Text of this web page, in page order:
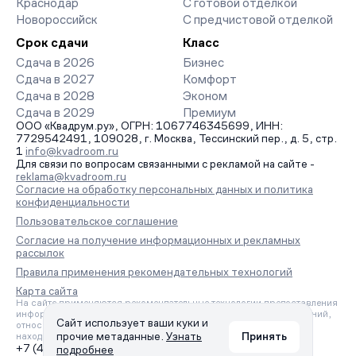
Краснодар
Новороссийск
С готовой отделкой
С предчистовой отделкой
Срок сдачи
Сдача в 2026
Сдача в 2027
Сдача в 2028
Сдача в 2029
Класс
Бизнес
Комфорт
Эконом
Премиум
ООО «Квадрум.ру», ОГРН: 1067746345699, ИНН:
7729542491, 109028, г. Москва, Тессинский пер., д. 5, стр.
1 info@kvadroom.ru
Для связи по вопросам связанными с рекламой на сайте -
reklama@kvadroom.ru
Согласие на обработку персональных данных и политика
конфиденциальности
Пользовательское соглашение
Согласие на получение информационных и рекламных
рассылок
Правила применения рекомендательных технологий
Карта сайта
На сайте применяются рекомендательные технологии предоставления
информации на основе сбора, систематизации и анализа сведений,
относящихся к предпочтениям пользователей сети «Интернет»,
находящихся на территории Российской Федерации.
+7 (495) 157-88-80
Сайт использует ваши куки и
прочие метаданные. Узнать
подробнее
Принять